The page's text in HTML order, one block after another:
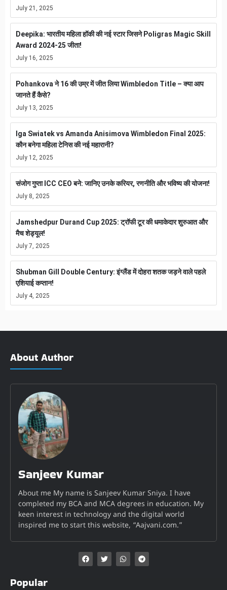
July 21, 2025
Deepika: भारतीय महिला हॉकी की नई स्टार जिसने Poligras Magic Skill
Award 2024-25 जीता!
July 16, 2025
Pohankova ने 16 की उम्र में जीत लिया Wimbledon Title – क्या आप
जानते हैं कैसे?
July 13, 2025
Iga Swiatek vs Amanda Anisimova Wimbledon Final 2025:
कौन बनेगा महिला टेनिस की नई महारानी?
July 12, 2025
संजोग गुप्ता ICC CEO बने: जानिए उनके करियर, रणनीति और भविष्य की योजना!
July 8, 2025
Jamshedpur Durand Cup 2025: ट्रॉफी टूर की धमाकेदार शुरुआत और
मैच शेड्यूल!
July 7, 2025
Shubman Gill Double Century: इंग्लैंड में दोहरा शतक जड़ने वाले पहले
एशियाई कप्तान!
July 4, 2025
About Author
Sanjeev Kumar
About me My name is Sanjeev Kumar Sniya. I have
completed my BCA and MCA degrees in education. My
keen interest in technology and the digital world
inspired me to start this website, “Aajvani.com.”
Popular